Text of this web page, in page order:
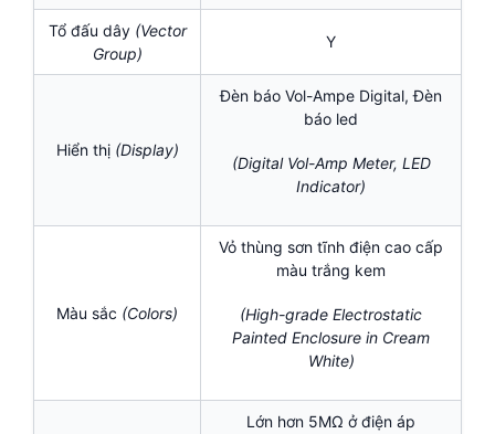
Tổ đấu dây (Vector
Group)
Y
Hiển thị (Display)
Đèn báo Vol-Ampe Digital, Đèn
báo led
(Digital Vol-Amp Meter, LED
Indicator)
Màu sắc (Colors)
Vỏ thùng sơn tĩnh điện cao cấp
màu trắng kem
(High-grade Electrostatic
Painted Enclosure in Cream
White)
Lớn hơn 5MΩ ở điện áp